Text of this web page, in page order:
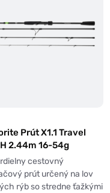
Prút X1.1 Travel
2.44m 16-54g
cestovný
prút určený na lov
rýb so stredne ťažkými